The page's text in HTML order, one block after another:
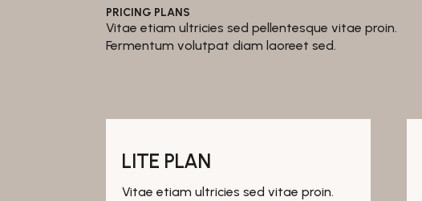
PRICING PLANS
Vitae etiam ultricies sed pellentesque vitae proin.
Fermentum volutpat diam laoreet sed.
LITE PLAN
Vitae etiam ultricies sed vitae proin.